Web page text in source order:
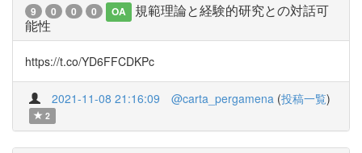
9 0 0 0 OA
規範理論と経験的研究との対話可
能性
https://t.co/YD6FFCDKPc
2021-11-08 21:16:09 @carta_pergamena (投稿一覧)
2